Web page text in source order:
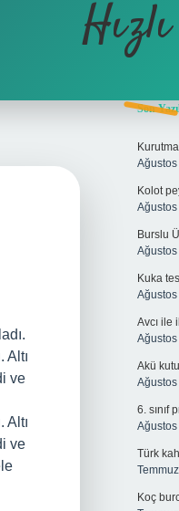
Altı
ve
Altı
ve
Son
Kolot
Burslu
Kuka
Avcı ile
Akü
6. sınıf
Türk
Koç